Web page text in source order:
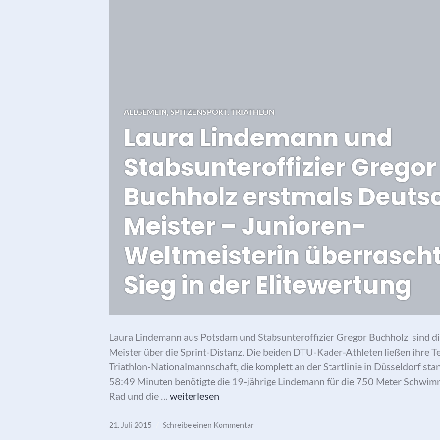
ALLGEMEIN, SPITZENSPORT, TRIATHLON
Laura Lindemann und
Stabsunteroffizier Gregor
Buchholz erstmals
Meister – Junioren-
Weltmeisterin
Sieg in der Elitewertung
Laura Lindemann aus Potsdam und Stabsunteroffizier Gregor Buchholz sind
Meister über die Sprint-Distanz. Die beiden DTU-Kader-Athleten ließen ihre
Triathlon-Nationalmannschaft, die komplett an der Startlinie in Düsseldorf
58:49 Minuten benötigte die 19-jährige Lindemann für die 750 Meter
Rad und die … Laura Lindemann und Stabsunteroffizier Gregor Buchholz
weiterlesen
21. Juli 2015 Schreibe einen Kommentar